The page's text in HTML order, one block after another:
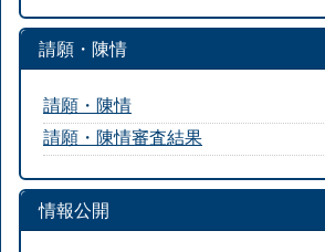
請願・陳情
請願・陳情
請願・陳情審査結果
情報公開